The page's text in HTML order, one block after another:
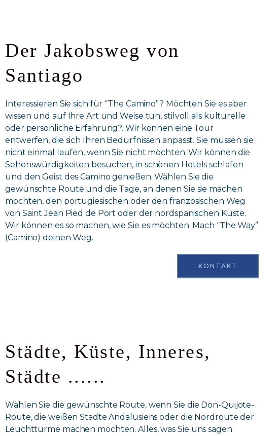
Der Jakobsweg von
Santiago
Interessieren Sie sich für “The Camino”? Möchten Sie es aber
wissen und auf Ihre Art und Weise tun, stilvoll als kulturelle
oder persönliche Erfahrung?. Wir können eine Tour
entwerfen, die sich Ihren Bedürfnissen anpasst. Sie müssen sie
nicht einmal laufen, wenn Sie nicht möchten. Wir können die
Sehenswürdigkeiten besuchen, in schönen Hotels schlafen
und den Geist des Camino genießen. Wählen Sie die
gewünschte Route und die Tage, an denen Sie sie machen
möchten, den portugiesischen oder den französischen Weg
von Saint Jean Pied de Port oder der nordspanischen Küste.
Wir können es so machen, wie Sie es möchten. Mach “The Way”
(Camino) deinen Weg.
KONTAKT
Städte, Küste, Inneres,
Städte ......
Wählen Sie die gewünschte Route, wenn Sie die Don-Quijote-
Route, die weißen Städte Andalusiens oder die Nordroute der
Leuchttürme machen möchten. Alles, was Sie uns sagen